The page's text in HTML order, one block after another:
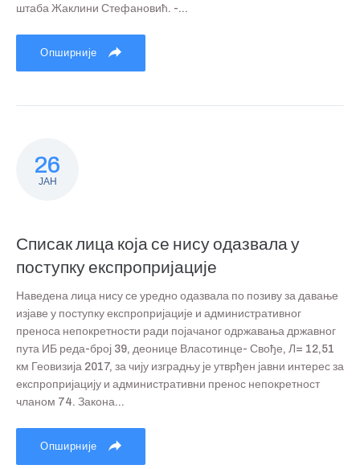
штаба Жаклини Стефановић. -...
Опширније
26
ЈАН
Списак лица која се нису одазвала у
поступку експропријације
Наведена лица нису се уредно одазвала по позиву за давање
изјаве у поступку експропријације и административног
преноса непокретности ради појачаног одржавања државног
пута ИБ реда-број 39, деонице Власотинце- Свође, Л= 12,51
км Геовизија 2017, за чију изградњу је утврђен јавни интерес за
експропријацију и административни пренос непокретност
чланом 74. Закона...
Опширније